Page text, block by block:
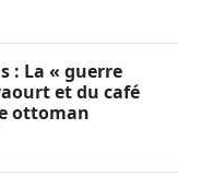
: La « guerre
et du café
ottoman